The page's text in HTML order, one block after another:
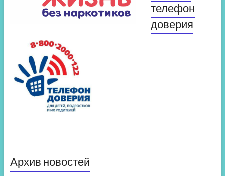
телефон
доверия
Архив новостей